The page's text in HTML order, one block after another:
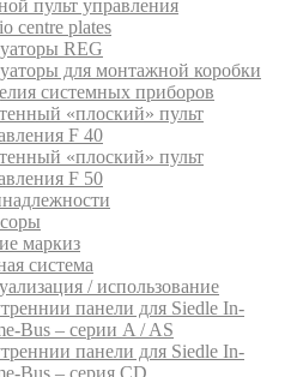
пульт управления
centre plates
REG
для монтажной коробки
системных приборов
«плоский» пульт
F 40
«плоский» пульт
F 50
маркиз
система
/ использование
панели для Siedle In-
Bus – серии A / AS
панели для Siedle In-
Bus – серия CD